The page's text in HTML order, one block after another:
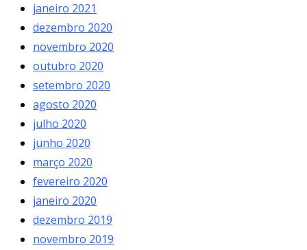
janeiro 2021
dezembro 2020
novembro 2020
outubro 2020
setembro 2020
agosto 2020
julho 2020
junho 2020
março 2020
fevereiro 2020
janeiro 2020
dezembro 2019
novembro 2019